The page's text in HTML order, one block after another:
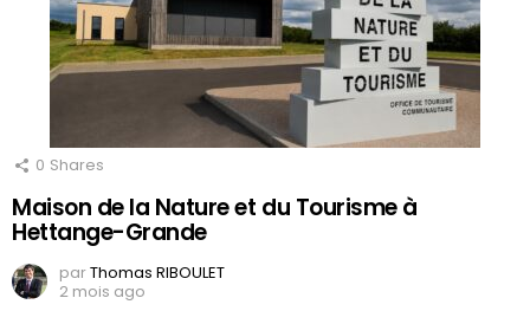
0 Shares
Maison de la Nature et du Tourisme à
Hettange-Grande
parThomas RIBOULET
2 mois ago